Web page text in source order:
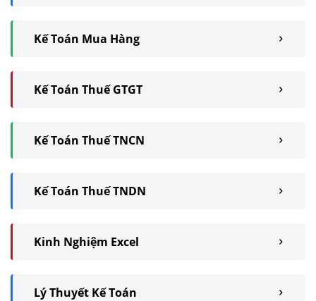
Kế Toán Mua Hàng
Kế Toán Thuế GTGT
Kế Toán Thuế TNCN
Kế Toán Thuế TNDN
Kinh Nghiệm Excel
Lý Thuyết Kế Toán